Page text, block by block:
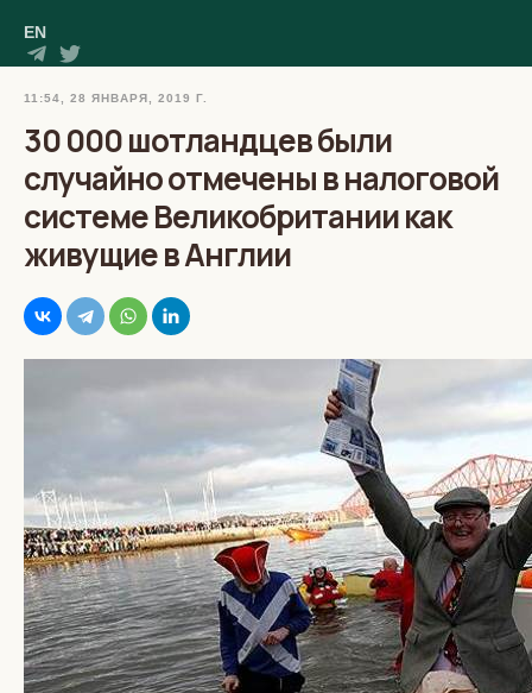
EN
11:54, 28 ЯНВАРЯ, 2019 Г.
30 000 шотландцев были
случайно отмечены в налоговой
системе Великобритании как
живущие в Англии